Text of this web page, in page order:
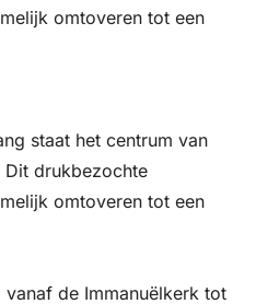
omtoveren tot een
staat het centrum van
drukbezochte
omtoveren tot een
vanaf de Immanuëlkerk tot